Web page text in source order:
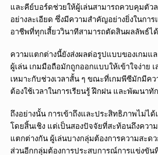
และคีย์บอร์ดช่วยให้ผู้เล่นสามารถควบคุมตัว
อย่างละเอียด ซึ่งมีความสำคัญอย่างยิ่งในกา
อาชีพที่ทุกเสี้ยววินาทีสามารถตัดสินผลลัพธ์ได้
ความแตกต่างนี้ยังส่งผลต่อรูปแบบของเกมแ
ผู้เล่น เกมมือถือมักถูกออกแบบให้เข้าใจง่าย เ
เหมาะกับช่วงเวลาสั้น ๆ ขณะที่เกมพีซีมักมีค
ต้องใช้เวลาในการเรียนรู้ ฝึกฝน และพัฒนาทั
ถึงอย่างนั้น การเข้าถึงและประสิทธิภาพไม่ไ
โดยสิ้นเชิง แต่เป็นสองปัจจัยที่สะท้อนถึงควา
แตกต่างกัน ผู้เล่นบางกลุ่มต้องการความสะด
ส่วนอีกกลุ่มต้องการประสบการณ์การแข่งขัน